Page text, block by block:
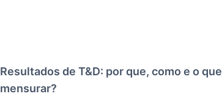
Resultados de T&D: por que, como e o que
mensurar?